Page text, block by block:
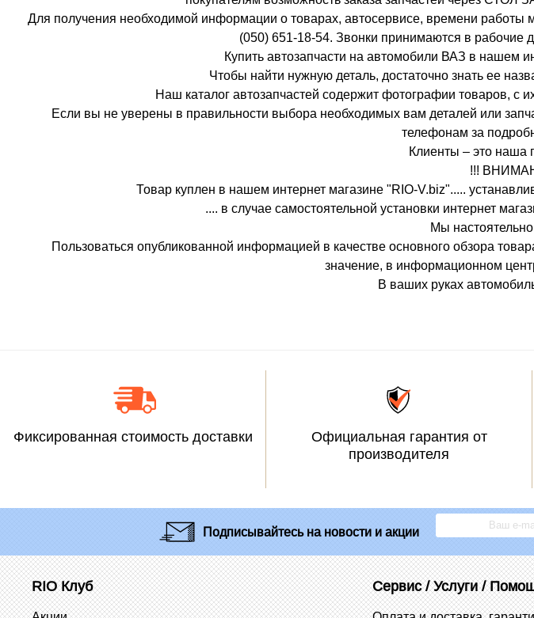
Для получения необходимой информации о товарах, автосервисе, времени
(050) 651-18-54. Звонки принимаются в рабочие
Купить автозапчасти на автомобили ВАЗ в нашем
Чтобы найти нужную деталь, достаточно знать ее
Наш каталог автозапчастей содержит фотографии товаров, с
Если вы не уверены в правильности выбора необходимых вам деталей или
телефонам за
Клиенты – это наша
!!!
Товар куплен в нашем интернет магазине "RIO-V.biz".....
.... в случае самостоятельной установки интернет
Мы
Пользоваться опубликованной информацией в качестве основного обзора
значение, в информационном
В ваших руках
Фиксированная стоимость доставки
Официальная гарантия от
производителя
Подписывайтесьна новости и акции
RIO Клуб Сервис / Услуги /